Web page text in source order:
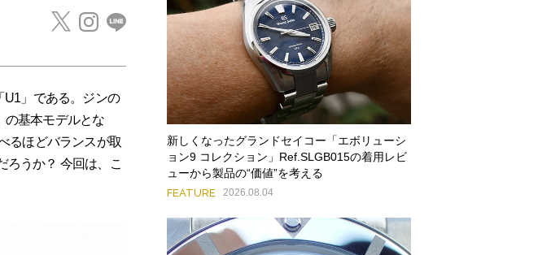
U1」である。ジンの
の基本モデルとな
るほどバランスが取
ろうか？ 今回は、こ
新しくなったグランドセイコー「エボリューシ
ョン9 コレクション」Ref.SLGB015の着用レビ
ューから製品の“価値”を考える
FEATURE 2026.08.04